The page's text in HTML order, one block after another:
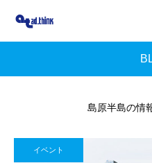
島原半島の情
イベント